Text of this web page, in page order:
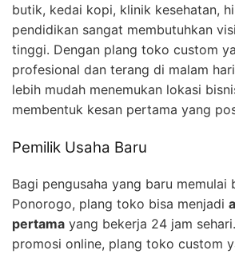
butik, kedai kopi, klinik kesehatan,
pendidikan sangat membutuhkan
tinggi. Dengan plang toko custom
profesional dan terang di malam
lebih mudah menemukan lokasi
membentuk kesan pertama yang
Pemilik Usaha Baru
Bagi pengusaha yang baru memulai
Ponorogo, plang toko bisa menjadi
pertama yang bekerja 24 jam
promosi online, plang toko custom